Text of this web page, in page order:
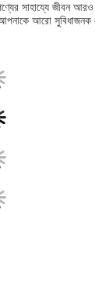
সাহায্যে জীবন আরও
আরো সুবিধাজনক